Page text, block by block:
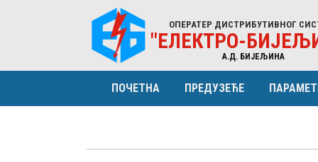
ОПЕРАТЕР ДИСТРИБУТИВНОГ
"ЕЛЕКТРО-
A.Д. БИЈЕЉИНА
ПОЧЕТНА ПРЕДУЗЕЋЕ
ОРГАНИЗАЦИЈА